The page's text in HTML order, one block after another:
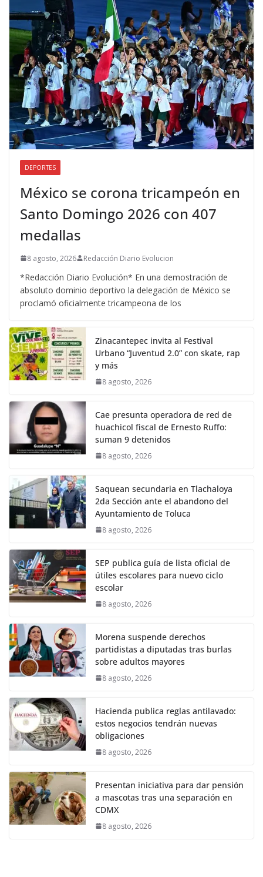
DEPORTES
México se corona tricampeón en
Santo Domingo 2026 con 407
medallas
8 agosto, 2026 Redacción Diario Evolucion
*Redacción Diario Evolución* En una demostración de
absoluto dominio deportivo la delegación de México se
proclamó oficialmente tricampeona de los
Zinacantepec invita al Festival
Urbano “Juventud 2.0” con skate, rap
y más
8 agosto, 2026
Cae presunta operadora de red de
huachicol fiscal de Ernesto Ruffo:
suman 9 detenidos
8 agosto, 2026
Saquean secundaria en Tlachaloya
2da Sección ante el abandono del
Ayuntamiento de Toluca
8 agosto, 2026
SEP publica guía de lista oficial de
útiles escolares para nuevo ciclo
escolar
8 agosto, 2026
Morena suspende derechos
partidistas a diputadas tras burlas
sobre adultos mayores
8 agosto, 2026
Hacienda publica reglas antilavado:
estos negocios tendrán nuevas
obligaciones
8 agosto, 2026
Presentan iniciativa para dar pensión
a mascotas tras una separación en
CDMX
8 agosto, 2026